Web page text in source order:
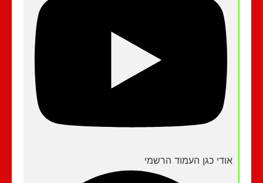
אודי כגן העמוד הרשמי